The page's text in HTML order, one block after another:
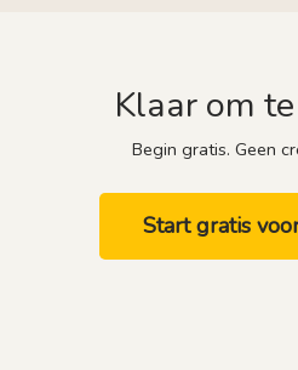
Klaar om
Begin gratis. Geen
Start gratis